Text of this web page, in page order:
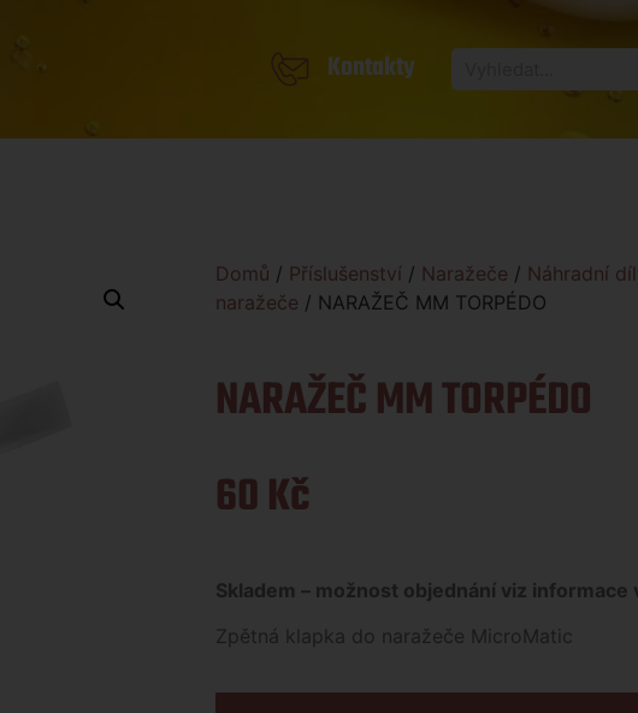
Kontakty
Domů / Příslušenství / Naražeče / Náhradní
naražeče / NARAŽEČ MM TORPÉDO
NARAŽEČ MM TORPÉDO
60Kč
Skladem – možnost objednání viz informace
Zpětná klapka do naražeče MicroMatic